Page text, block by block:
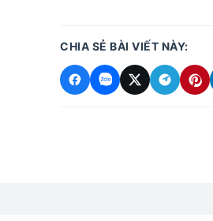
CHIA SẺ BÀI VIẾT NÀY: